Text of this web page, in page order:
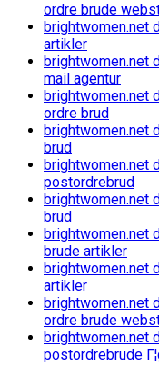
ordre brude
brightwomen.net
artikler
brightwomen.net
mail agentur
brightwomen.net
ordre brud
brightwomen.net
brud
brightwomen.net
postordrebrud
brightwomen.net
brud
brightwomen.net
brude artikler
brightwomen.net
artikler
brightwomen.net
ordre brude
brightwomen.net
postordrebrude